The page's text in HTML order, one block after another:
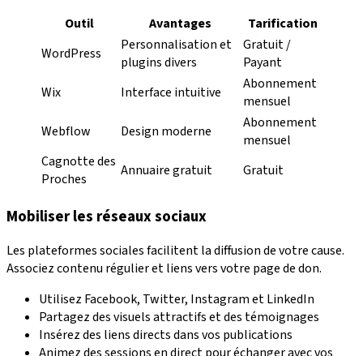
Outil
Avantages
Tarification
WordPress
Personnalisation et
plugins divers
Gratuit /
Payant
Wix
Interface intuitive
Abonnement
mensuel
Webflow
Design moderne
Abonnement
mensuel
Cagnotte des
Proches
Annuaire gratuit Gratuit
Mobiliser les réseaux sociaux
Les plateformes sociales facilitent la diffusion de votre cause.
Associez contenu régulier et liens vers votre page de don.
Utilisez Facebook, Twitter, Instagram et LinkedIn
Partagez des visuels attractifs et des témoignages
Insérez des liens directs dans vos publications